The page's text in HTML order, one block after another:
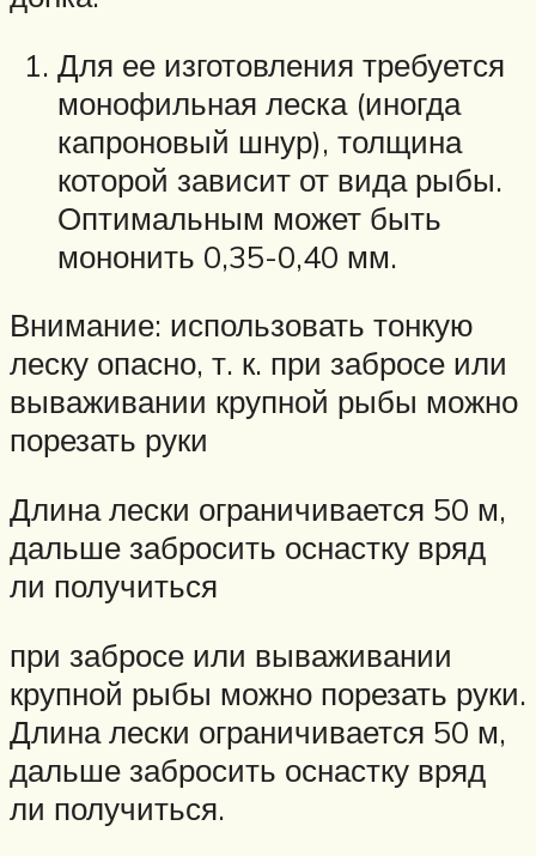
Для ее изготовления требуется
монофильная леска (иногда
капроновый шнур), толщина
которой зависит от вида рыбы.
Оптимальным может быть
мононить 0,35-0,40 мм.
Внимание: использовать тонкую
леску опасно, т. к. при забросе или
вываживании крупной рыбы можно
порезать руки
Длина лески ограничивается 50 м,
дальше забросить оснастку вряд
ли получиться
при забросе или вываживании
крупной рыбы можно порезать руки.
Длина лески ограничивается 50 м,
дальше забросить оснастку вряд
ли получиться.